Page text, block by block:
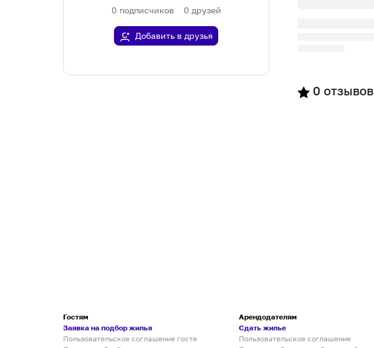
0 подписчиков 0 друзей
Добавить в друзья
0 отзывов
Гостям
Заявка на подбор жилья
Пользовательское соглашение гостя
Арендодателям
Сдать жилье
Пользовательское соглашение